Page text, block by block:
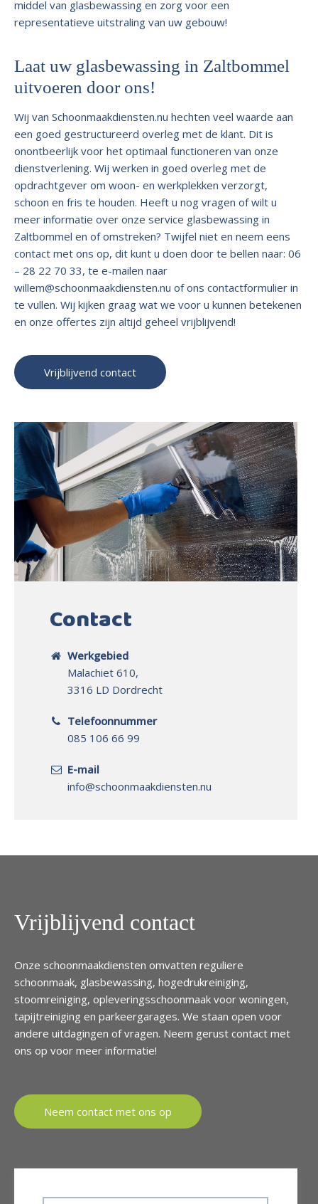
middel van glasbewassing en zorg voor een
representatieve uitstraling van uw gebouw!
Laat uw glasbewassing in Zaltbommel
uitvoeren door ons!
Wij van Schoonmaakdiensten.nu hechten veel waarde aan
een goed gestructureerd overleg met de klant. Dit is
onontbeerlijk voor het optimaal functioneren van onze
dienstverlening. Wij werken in goed overleg met de
opdrachtgever om woon- en werkplekken verzorgt,
schoon en fris te houden. Heeft u nog vragen of wilt u
meer informatie over onze service glasbewassing in
Zaltbommel en of omstreken? Twijfel niet en neem eens
contact met ons op, dit kunt u doen door te bellen naar: 06
– 28 22 70 33, te e-mailen naar
willem@schoonmaakdiensten.nu of ons contactformulier in
te vullen. Wij kijken graag wat we voor u kunnen betekenen
en onze offertes zijn altijd geheel vrijblijvend!
Vrijblijvend contact
Contact
Werkgebied
Malachiet 610,
3316 LD Dordrecht
Telefoonnummer
085 106 66 99
E-mail
info@schoonmaakdiensten.nu
Vrijblijvend contact
Onze schoonmaakdiensten omvatten reguliere
schoonmaak, glasbewassing, hogedrukreiniging,
stoomreiniging, opleveringsschoonmaak voor woningen,
tapijtreiniging en parkeergarages. We staan open voor
andere uitdagingen of vragen. Neem gerust contact met
ons op voor meer informatie!
Neem contact met ons op